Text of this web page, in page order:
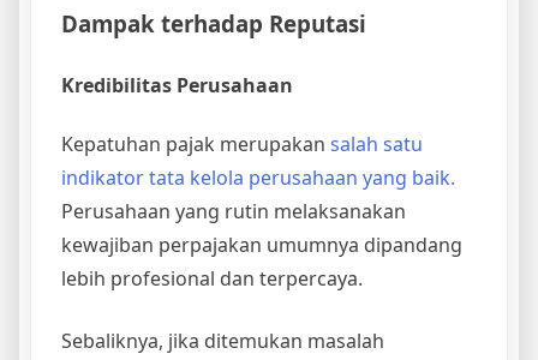
Dampak terhadap Reputasi
Kredibilitas Perusahaan
Kepatuhan pajak merupakan salah satu
indikator tata kelola perusahaan yang baik.
Perusahaan yang rutin melaksanakan
kewajiban perpajakan umumnya dipandang
lebih profesional dan terpercaya.
Sebaliknya, jika ditemukan masalah